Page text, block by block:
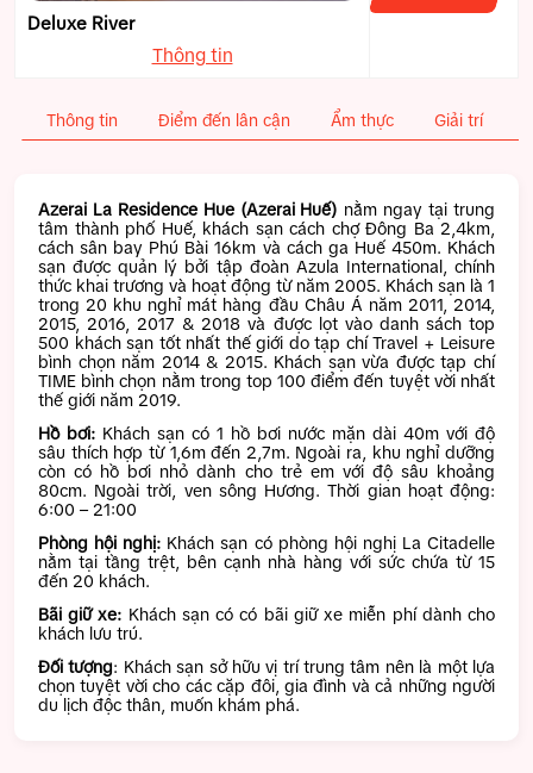
Deluxe River
Thông tin
Thông tin Điểm đến lân cận Ẩm thực Giải trí
Azerai La Residence Hue (Azerai Huế) nằm ngay tại trung
tâm thành phố Huế, khách sạn cách chợ Đông Ba 2,4km,
cách sân bay Phú Bài 16km và cách ga Huế 450m. Khách
sạn được quản lý bởi tập đoàn Azula International, chính
thức khai trương và hoạt động từ năm 2005. Khách sạn là 1
trong 20 khu nghỉ mát hàng đầu Châu Á năm 2011, 2014,
2015, 2016, 2017 & 2018 và được lọt vào danh sách top
500 khách sạn tốt nhất thế giới do tạp chí Travel + Leisure
bình chọn năm 2014 & 2015. Khách sạn vừa được tạp chí
TIME bình chọn nằm trong top 100 điểm đến tuyệt vời nhất
thế giới năm 2019.
Hồ bơi: Khách sạn có 1 hồ bơi nước mặn dài 40m với độ
sâu thích hợp từ 1,6m đến 2,7m. Ngoài ra, khu nghỉ dưỡng
còn có hồ bơi nhỏ dành cho trẻ em với độ sâu khoảng
80cm. Ngoài trời, ven sông Hương. Thời gian hoạt động:
6:00 – 21:00
Phòng hội nghị: Khách sạn có phòng hội nghị La Citadelle
nằm tại tầng trệt, bên cạnh nhà hàng với sức chứa từ 15
đến 20 khách.
Bãi giữ xe: Khách sạn có có bãi giữ xe miễn phí dành cho
khách lưu trú.
Đối tượng: Khách sạn sở hữu vị trí trung tâm nên là một lựa
chọn tuyệt vời cho các cặp đôi, gia đình và cả những người
du lịch độc thân, muốn khám phá.